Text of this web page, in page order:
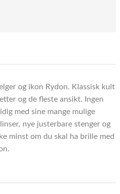
og ikon Rydon. Klassisk kult
og de fleste ansikt.
Ingen
med sine mange mulige
nye justerbare stenger og
minst om du skal ha brille med